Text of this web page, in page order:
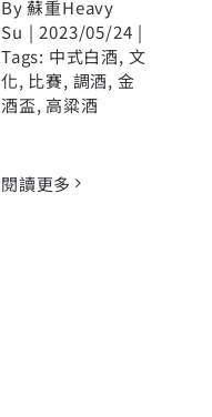
By蘇重Heavy
Su | 2023/05/24 |
Tags: 中式白酒, 文
化, 比賽, 調酒, 金
酒盃, 高粱酒
閱讀更多